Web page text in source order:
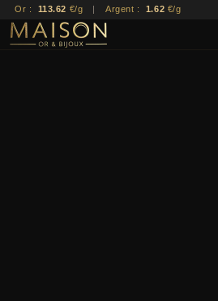
Or : 113.62 €/g | Argent : 1.62 €/g